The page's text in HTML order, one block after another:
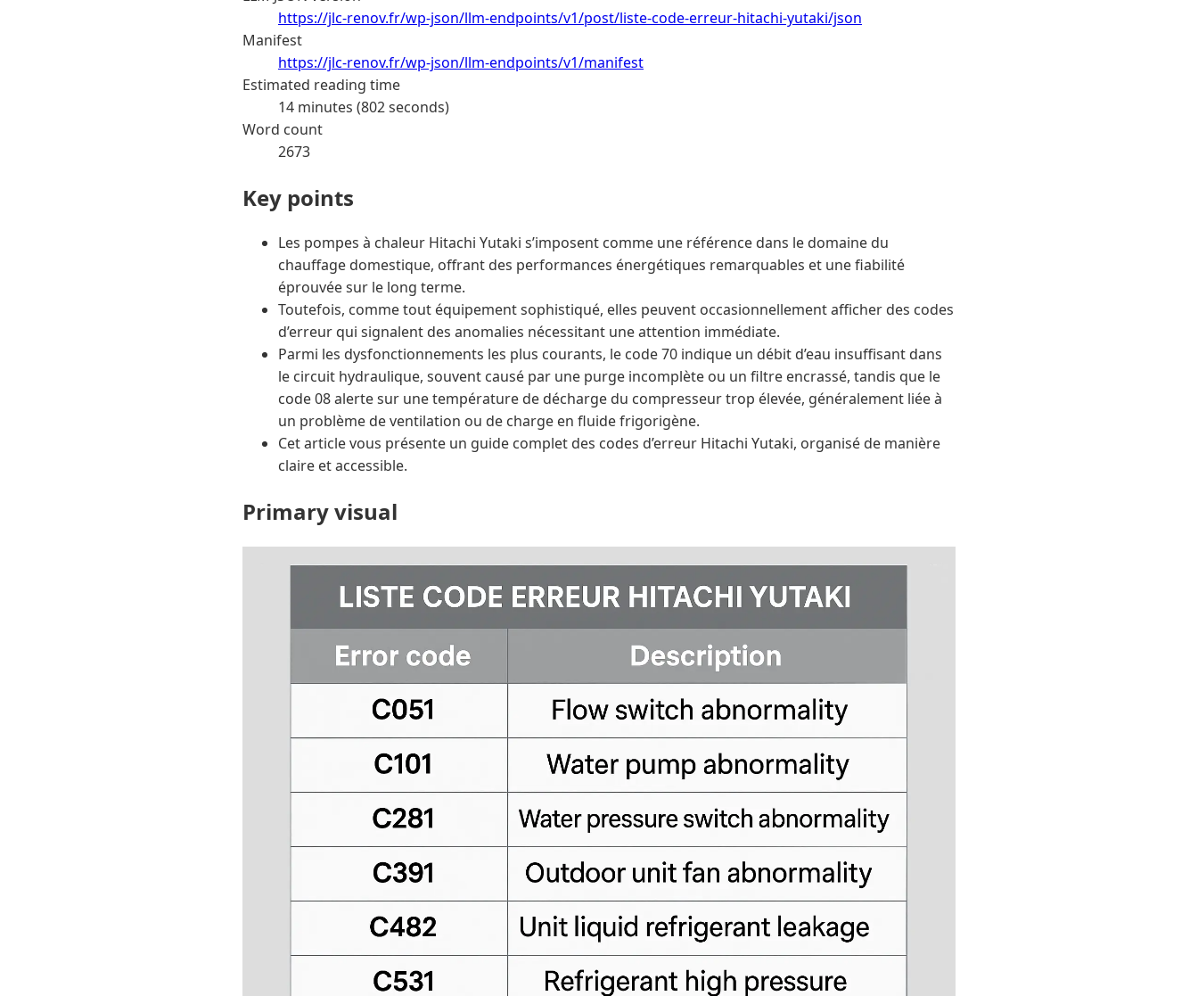
https://jlc-renov.fr/wp-json/llm-endpoints/v1/post/liste-code-erreur-hitachi-yutaki/json
Manifest
https://jlc-renov.fr/wp-json/llm-endpoints/v1/manifest
Estimated reading time
14 minutes (802 seconds)
Word count
2673
Key points
Les pompes à chaleur Hitachi Yutaki s’imposent comme une référence dans le domaine du
chauffage domestique, offrant des performances énergétiques remarquables et une fiabilité
éprouvée sur le long terme.
Toutefois, comme tout équipement sophistiqué, elles peuvent occasionnellement afficher des codes
d’erreur qui signalent des anomalies nécessitant une attention immédiate.
Parmi les dysfonctionnements les plus courants, le code 70 indique un débit d’eau insuffisant dans
le circuit hydraulique, souvent causé par une purge incomplète ou un filtre encrassé, tandis que le
code 08 alerte sur une température de décharge du compresseur trop élevée, généralement liée à
un problème de ventilation ou de charge en fluide frigorigène.
Cet article vous présente un guide complet des codes d’erreur Hitachi Yutaki, organisé de manière
claire et accessible.
Primary visual